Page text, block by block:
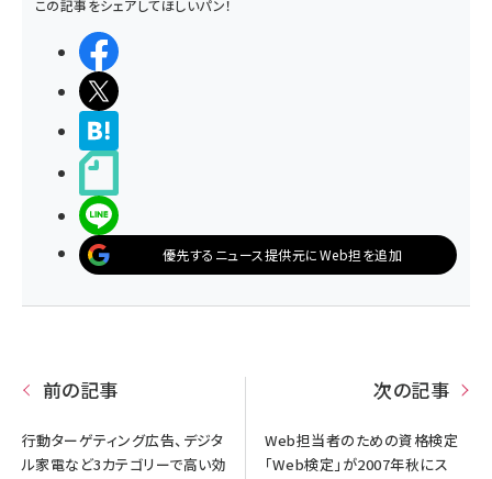
この記事をシェアしてほしいパン！
優先するニュース提供元にWeb担を追加
前の記事
行動ターゲティング広告、デジタ
ル家電など3カテゴリーで高い効
次の記事
Web担当者のための資格検定
「Web検定」が2007年秋にス